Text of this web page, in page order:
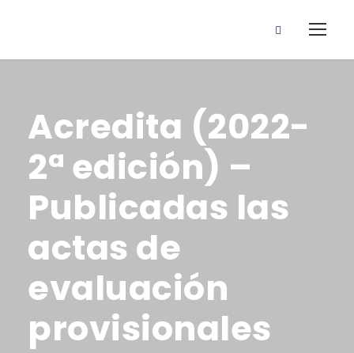
Acredita (2022-
2ª edición) –
Publicadas las
actas de
evaluación
provisionales